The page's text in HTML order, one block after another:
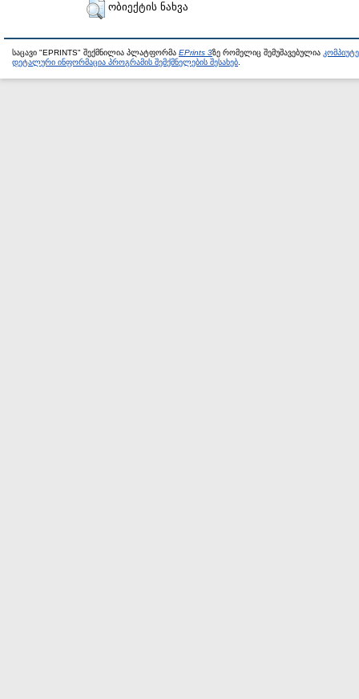
ობიექტის ნახვა
საცავი "EPRINTS" შექმნილია პლატფორმა EPrints 3ზე რომელიც შემუშავებულია
დეტალური ინფორმაცია პროგრამის შემქმნელების შესახებ.